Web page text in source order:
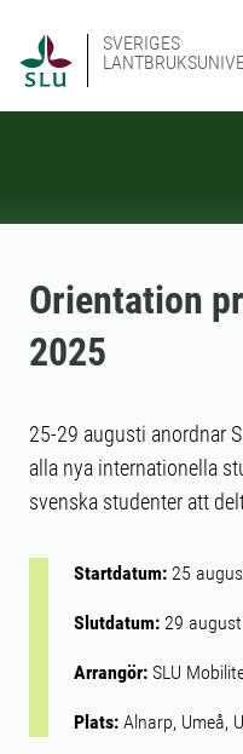
SVERIGES
Orientation
2025
25-29 augusti anordnar
alla nya internationella
svenska studenter att
Startdatum: 25
Slutdatum: 29
Arrangör: SLU
Plats: Alnarp, Umeå,